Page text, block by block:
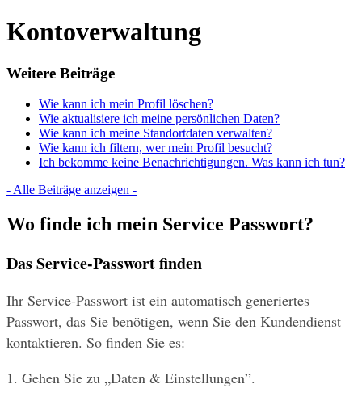
Kontoverwaltung
Weitere Beiträge
Wie kann ich mein Profil löschen?
Wie aktualisiere ich meine persönlichen Daten?
Wie kann ich meine Standortdaten verwalten?
Wie kann ich filtern, wer mein Profil besucht?
Ich bekomme keine Benachrichtigungen. Was kann ich tun?
- Alle Beiträge anzeigen -
Wo finde ich mein Service Passwort?
Das Service-Passwort finden
Ihr Service-Passwort ist ein automatisch generiertes
Passwort, das Sie benötigen, wenn Sie den Kundendienst
kontaktieren. So finden Sie es:
1. Gehen Sie zu „Daten & Einstellungen”.